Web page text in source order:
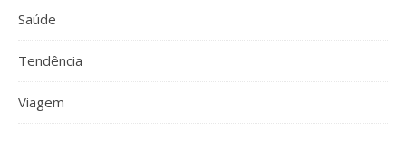
Saúde
Tendência
Viagem